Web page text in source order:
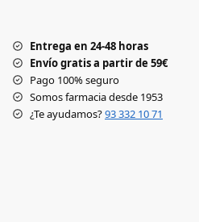
Entrega en 24-48 horas
Envío gratis a partir de 59€
Pago 100% seguro
Somos farmacia desde 1953
¿Te ayudamos?93 332 10 71